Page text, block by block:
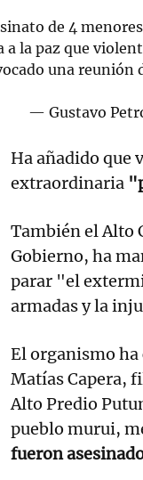
de 4
a la paz que
una reunión
— Gustavo
Ha añadido que
extraordinaria
También el Alto
Gobierno, ha
parar "el
armadas y la
El organismo ha
Matías Capera,
Alto Predio
pueblo murui,
fueron